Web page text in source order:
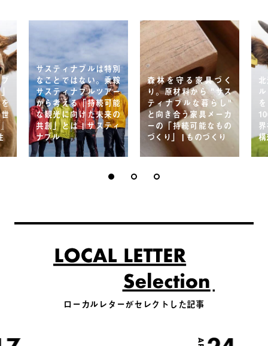
サスティナブルは特別
なことではない。乗鞍
サスティナブルツアー
から考える「持続可能
な観光に向けた未来の
共創」とは | サスティ
ナブル
森林を守る家具づく
り。原材料から "サス
ティナブルな暮らし"
と向き合う家具メーカ
ーの「持続可能なもの
づくり」 | ものづくり
ローカルレターがセレクトした記事